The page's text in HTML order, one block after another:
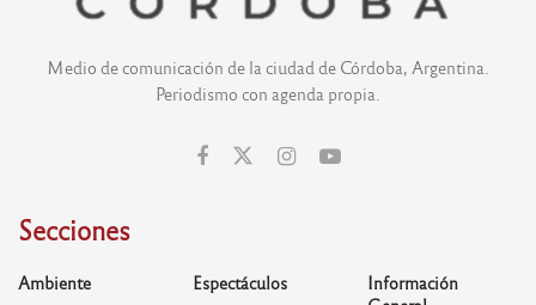
Medio de comunicación de la ciudad de Córdoba, Argentina.
Periodismo con agenda propia.
Secciones
Ambiente
Espectáculos
Información